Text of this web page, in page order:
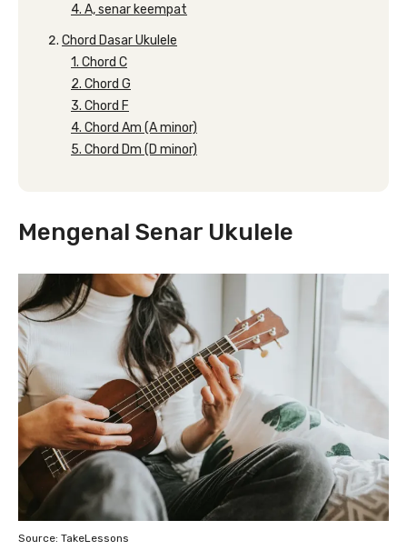
4. A, senar keempat
Chord Dasar Ukulele
1. Chord C
2. Chord G
3. Chord F
4. Chord Am (A minor)
5. Chord Dm (D minor)
Mengenal Senar Ukulele
Source: TakeLessons